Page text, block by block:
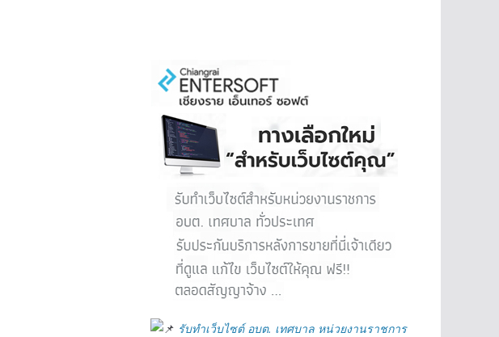
รับทำเว็บไซต์ อบต. เทศบาล หน่วยงานราชการ